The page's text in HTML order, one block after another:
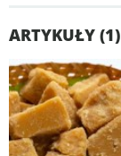
ARTYKUŁY (1)